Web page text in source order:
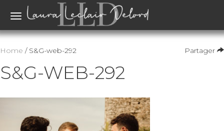
Toggle
Partager
Home / S&G-web-292
S&G-WEB-292